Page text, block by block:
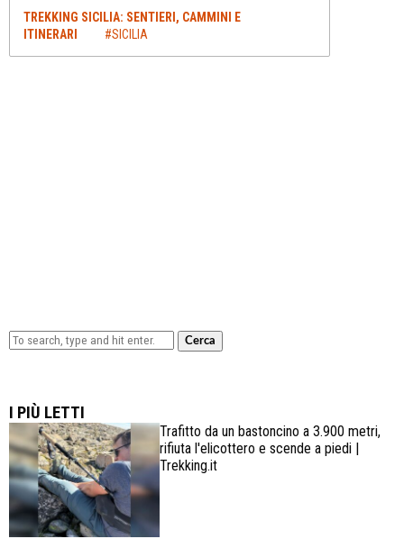
TREKKING SICILIA: SENTIERI, CAMMINI E
ITINERARI
#SICILIA
Cerca
I PIÙ LETTI
Trafitto da un bastoncino a 3.900 metri,
rifiuta l'elicottero e scende a piedi |
Trekking.it